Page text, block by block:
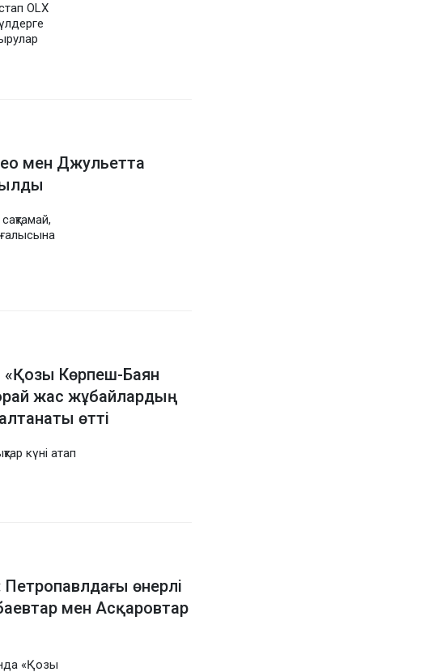
OLX
мен Джульетта
«Қозы Көрпеш-Баян
жас жұбайлардың
өтті
күні атап
Петропавлдағы өнерлі
мен Асқаровтар
«Қозы